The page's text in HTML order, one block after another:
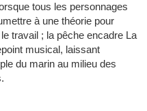
tous les personnages
à une théorie pour
travail ; la pêche encadre La
musical, laissant
du marin au milieu des